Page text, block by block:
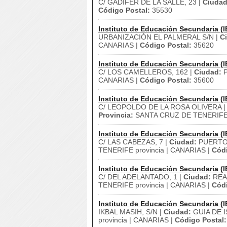
C/ GADIFER DE LA SALLE, 23 |
Código Postal: 35530
Instituto de Educación Secundaria
URBANIZACIÓN EL PALMERAL S/N |
CANARIAS | Código Postal: 35620
Instituto de Educación Secundaria
C/ LOS CAMELLEROS, 162 | Ciudad:
CANARIAS | Código Postal: 35600
Instituto de Educación Secundaria
C/ LEOPOLDO DE LA ROSA OLIVERA |
Provincia: SANTA CRUZ DE
Instituto de Educación Secundaria
C/ LAS CABEZAS, 7 | Ciudad:
TENERIFE provincia | CANARIAS |
Instituto de Educación Secundaria
C/ DEL ADELANTADO, 1 | Ciudad:
TENERIFE provincia | CANARIAS |
Instituto de Educación Secundaria
IKBAL MASIH, S/N | Ciudad: GUIA DE
provincia | CANARIAS | Código Postal: